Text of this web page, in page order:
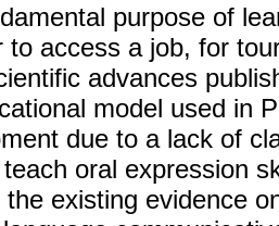
purpose of
to access a job, for
advances
model used in
due to a lack of
oral expression
the existing evidence